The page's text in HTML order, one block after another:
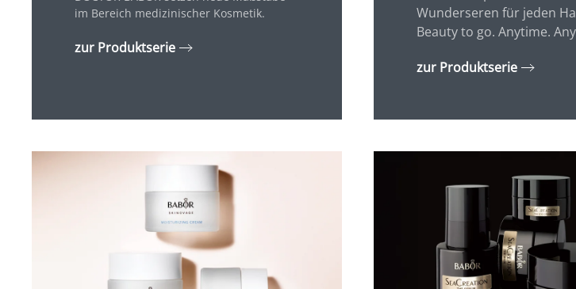
im Bereich medizinischer Kosmetik.
zur Produktserie
Wunderseren für jeden
Beauty to go. Anytime.
zur Produktserie